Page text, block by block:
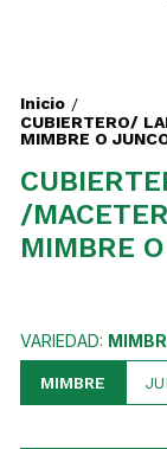
Inicio /
CUBIERTERO/
MIMBRE O
/
MIMBRE
VARIEDAD:
MIMBRE